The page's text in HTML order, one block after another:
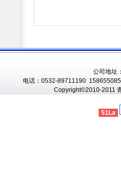
公司地址
电话：0532-89711190
Copyright©2010-2011
51La